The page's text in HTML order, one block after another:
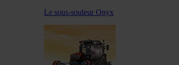
Le sous-souleur Onyx